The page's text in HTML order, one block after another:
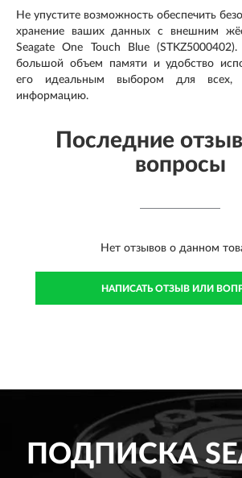
Не упустите возможность обеспечить
хранение ваших данных с внешним
Seagate One Touch Blue
большой объем памяти и удобство
его идеальным выбором для
информацию.
Последние
вопросы
Нет отзывов о данном
НАПИСАТЬ ОТЗЫВ ИЛИ
ПОДПИСКА